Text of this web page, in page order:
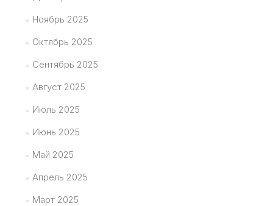
Ноябрь 2025
Октябрь 2025
Сентябрь 2025
Август 2025
Июль 2025
Июнь 2025
Май 2025
Апрель 2025
Март 2025